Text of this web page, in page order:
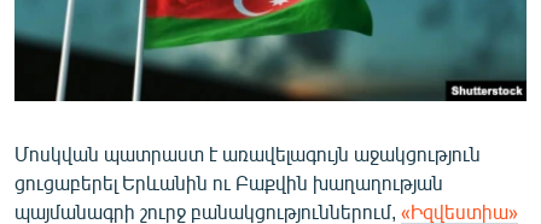
ՄԵԿՆԱԲԱՆՈՒԹՅՈՒՆ
ՏՏ ԵՒ ԻՆՏԵՐՆԵՏ
ԱՐԽԻՎ
ՏԵՍԱՆՅՈՒԹԵՐ
Մոսկվան պատրաստ է առավելագույն աջակցություն
ցուցաբերել Երևանին ու Բաքվին խաղաղության
պայմանագրի շուրջ բանակցություններում, «Իզվեստիա»